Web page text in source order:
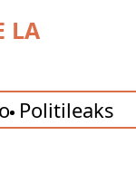
LA
Politileaks